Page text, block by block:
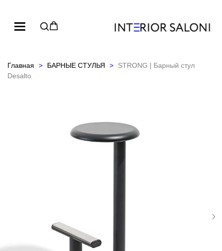
Главная БАРНЫЕ СТУЛЬЯ
STRONG | Барный стул
Desalto